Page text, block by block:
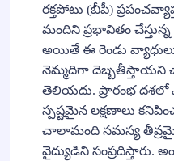
రక్తపోటు (బీపీ)
మందిని ప్రభావితం
అయితే ఈ రెండు
నెమ్మదిగా దెబ్బతీస్తాయని
తెలియదు. ప్రారంభ
స్పష్టమైన లక్షణాలు
చాలామంది సమస్య
వైద్యుడిని సంప్రదిస్తారు.